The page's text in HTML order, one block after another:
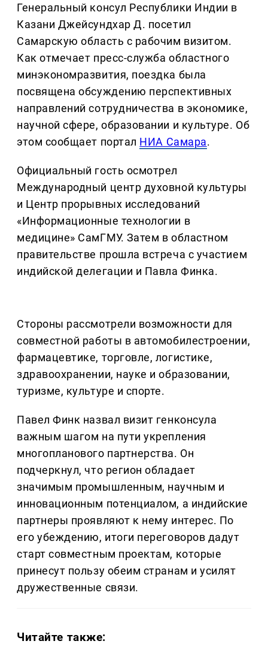
Генеральный консул Республики Индии в
Казани Джейсундхар Д. посетил
Самарскую область с рабочим визитом.
Как отмечает пресс-служба областного
минэкономразвития, поездка была
посвящена обсуждению перспективных
направлений сотрудничества в экономике,
научной сфере, образовании и культуре. Об
этом сообщает портал НИА Самара.
Официальный гость осмотрел
Международный центр духовной культуры
и Центр прорывных исследований
«Информационные технологии в
медицине» СамГМУ. Затем в областном
правительстве прошла встреча с участием
индийской делегации и Павла Финка.
Стороны рассмотрели возможности для
совместной работы в автомобилестроении,
фармацевтике, торговле, логистике,
здравоохранении, науке и образовании,
туризме, культуре и спорте.
Павел Финк назвал визит генконсула
важным шагом на пути укрепления
многопланового партнерства. Он
подчеркнул, что регион обладает
значимым промышленным, научным и
инновационным потенциалом, а индийские
партнеры проявляют к нему интерес. По
его убеждению, итоги переговоров дадут
старт совместным проектам, которые
принесут пользу обеим странам и усилят
дружественные связи.
Читайте также: